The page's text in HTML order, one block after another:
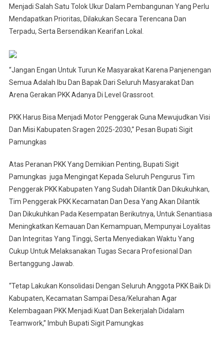
Menjadi Salah Satu Tolok Ukur Dalam Pembangunan Yang Perlu
Mendapatkan Prioritas, Dilakukan Secara Terencana Dan
Terpadu, Serta Bersendikan Kearifan Lokal.
“Jangan Engan Untuk Turun Ke Masyarakat Karena Panjenengan
Semua Adalah Ibu Dan Bapak Dari Seluruh Masyarakat Dan
Arena Gerakan PKK Adanya Di Level Grassroot.
PKK Harus Bisa Menjadi Motor Penggerak Guna Mewujudkan Visi
Dan Misi Kabupaten Sragen 2025-2030,” Pesan Bupati Sigit
Pamungkas
Atas Peranan PKK Yang Demikian Penting, Bupati Sigit
Pamungkas juga Mengingat Kepada Seluruh Pengurus Tim
Penggerak PKK Kabupaten Yang Sudah Dilantik Dan Dikukuhkan,
Tim Penggerak PKK Kecamatan Dan Desa Yang Akan Dilantik
Dan Dikukuhkan Pada Kesempatan Berikutnya, Untuk Senantiasa
Meningkatkan Kemauan Dan Kemampuan, Mempunyai Loyalitas
Dan Integritas Yang Tinggi, Serta Menyediakan Waktu Yang
Cukup Untuk Melaksanakan Tugas Secara Profesional Dan
Bertanggung Jawab.
“Tetap Lakukan Konsolidasi Dengan Seluruh Anggota PKK Baik Di
Kabupaten, Kecamatan Sampai Desa/Kelurahan Agar
Kelembagaan PKK Menjadi Kuat Dan Bekerjalah Didalam
Teamwork,” Imbuh Bupati Sigit Pamungkas